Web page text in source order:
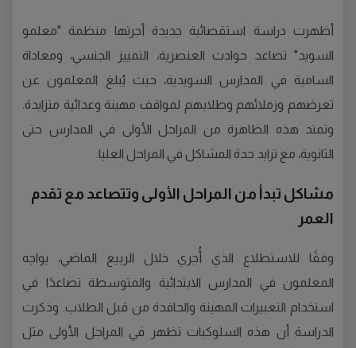
أظهرت دراسة استقصائية جديدة أجرتها منظمة "معلمو
السويد" تصاعد حوادث العنصرية، التمييز الجنسي، ومعاداة
السامية في المدارس السويدية، حيث يُبلغ المعلمون عن
تعرضهم وزملائهم وطلابهم لمواقف مهينة وعدائية متزايدة.
وتمتد هذه الظاهرة من المراحل الأولى في المدارس حتى
الثانوية، مع تزايد حدة المشاكل في المراحل العليا.
مشاكل تبدأ من المراحل الأولى وتتصاعد مع تقدم
العمر
وفقًا للاستطلاع الذي أُجري خلال الربيع الماضي، يواجه
المعلمون في المدارس الابتدائية والمتوسطة تصاعدًا في
استخدام التعبيرات المهينة والحاقدة من قبل الطلاب. وذكرت
الدراسة أن هذه السلوكيات تظهر في المراحل الأولى مثل